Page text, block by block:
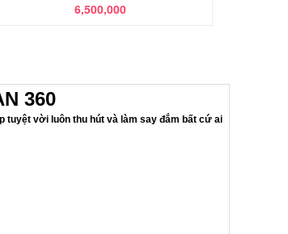
6,500,000
360
tuyệt vời luôn thu hút và làm say đắm bất cứ ai